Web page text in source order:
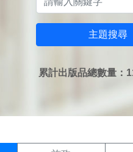
主題搜尋
累計出版品總數量：